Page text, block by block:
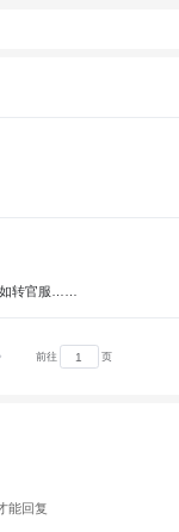
转官服……
前往 页
能回复